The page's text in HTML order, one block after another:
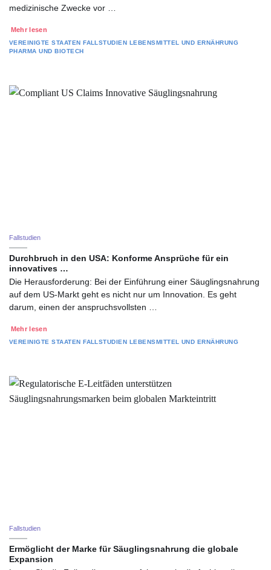
medizinische Zwecke vor …
Mehr lesen
VEREINIGTE STAATEN FALLSTUDIEN LEBENSMITTEL UND ERNÄHRUNG
PHARMA UND BIOTECH
Fallstudien
Durchbruch in den USA: Konforme Ansprüche für ein
innovatives …
Die Herausforderung: Bei der Einführung einer Säuglingsnahrung
auf dem US-Markt geht es nicht nur um Innovation. Es geht
darum, einen der anspruchsvollsten …
Mehr lesen
VEREINIGTE STAATEN FALLSTUDIEN LEBENSMITTEL UND ERNÄHRUNG
Fallstudien
Ermöglicht der Marke für Säuglingsnahrung die globale
Expansion